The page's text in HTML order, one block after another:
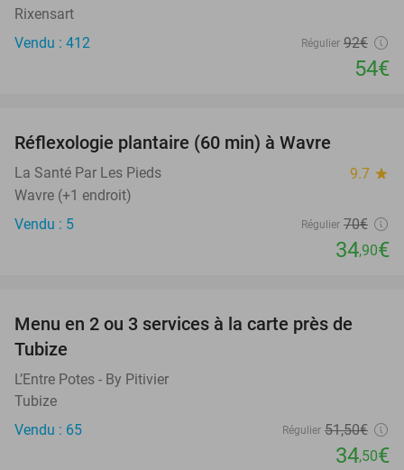
Rixensart
Vendu : 412
Régulier 92€
54€
Réflexologie plantaire (60 min) à Wavre
La Santé Par Les Pieds 9.7 star
Wavre (+1 endroit)
Vendu : 5
Régulier 70€
34,90€
33%
Menu en 2 ou 3 services à la carte près de
Tubize
L’Entre Potes - By Pitivier
Tubize
Vendu : 65
Régulier 51,50€
34,50€